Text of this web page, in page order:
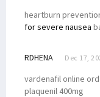
heartburn
for severe nausea
RDHENA Dec 17,
vardenafil online
plaquenil 400mg